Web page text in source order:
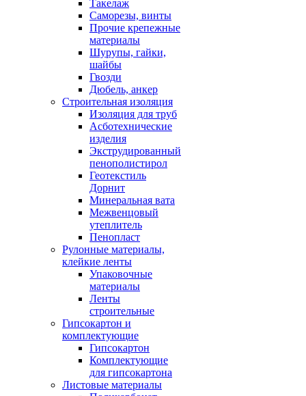
Такелаж
Саморезы, винты
Прочие крепежные
материалы
Шурупы, гайки,
шайбы
Гвозди
Дюбель, анкер
Строительная изоляция
Изоляция для труб
Асботехнические
изделия
Экструдированный
пенополистирол
Геотекстиль
Дорнит
Минеральная вата
Межвенцовый
утеплитель
Пенопласт
Рулонные материалы,
клейкие ленты
Упаковочные
материалы
Ленты
строительные
Гипсокартон и
комплектующие
Гипсокартон
Комплектующие
для гипсокартона
Листовые материалы